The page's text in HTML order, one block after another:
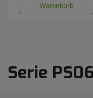
Warenkorb
Serie